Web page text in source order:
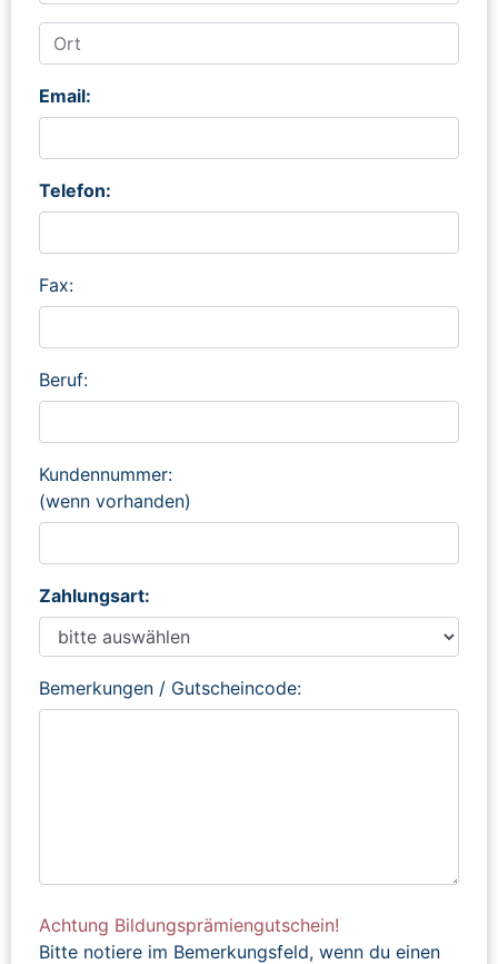
Email:
Telefon:
Fax:
Beruf:
Kundennummer:
(wenn vorhanden)
Zahlungsart:
Bemerkungen / Gutscheincode:
Achtung Bildungsprämiengutschein!
Bitte notiere im Bemerkungsfeld, wenn du einen